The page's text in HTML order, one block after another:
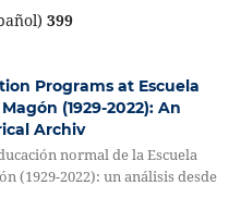
399
Programs at Escuela
(1929-2022): An
Archiv
normal de la Escuela
(1929-2022): un análisis desde